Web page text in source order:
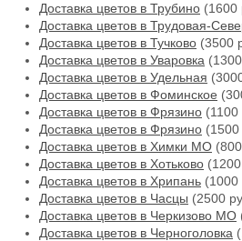
Доставка цветов в Трубино (1600
Доставка цветов в Трудовая-
Доставка цветов в Тучково (3500
Доставка цветов в Уваровка
Доставка цветов в Удельная
Доставка цветов в Фоминское
Доставка цветов в Фрязино (1100
Доставка цветов в Фрязино (1500
Доставка цветов в Химки МО
Доставка цветов в Хотьково
Доставка цветов в Хрипань (1000
Доставка цветов в Часцы (2500
Доставка цветов в Черкизово МО
Доставка цветов в Черноголовка